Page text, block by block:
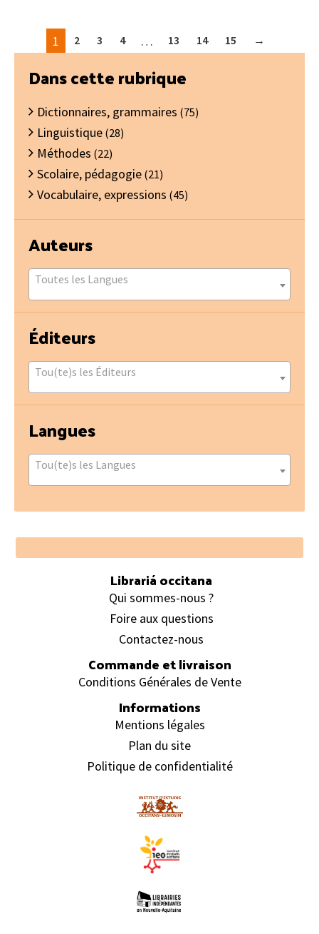
1 2 3 4 … 13 14 15 →
Barre
latérale
principale
Dans cette rubrique
Dictionnaires, grammaires (75)
Linguistique (28)
Méthodes (22)
Scolaire, pédagogie (21)
Vocabulaire, expressions (45)
Auteurs
Toutes les Langues
Éditeurs
Tou(te)s les Éditeurs
Langues
Tou(te)s les Langues
Footer
Librariá occitana
Qui sommes-nous ?
Foire aux questions
Contactez-nous
Commande et livraison
Conditions Générales de Vente
Informations
Mentions légales
Plan du site
Politique de confidentialité